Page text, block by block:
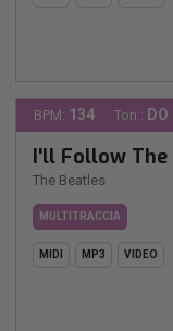
BPM: 134 Ton.: DO
I'll Follow The
The Beatles
MULTITRACCIA
MIDI MP3 VIDEO